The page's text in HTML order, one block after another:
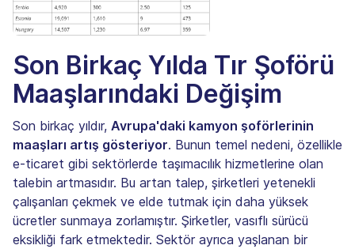
Son Birkaç Yılda Tır Şoförü
Maaşlarındaki Değişim
Son birkaç yıldır, Avrupa'daki kamyon şoförlerinin
maaşları artış gösteriyor. Bunun temel nedeni, özellikle
e-ticaret gibi sektörlerde taşımacılık hizmetlerine olan
talebin artmasıdır. Bu artan talep, şirketleri yetenekli
çalışanları çekmek ve elde tutmak için daha yüksek
ücretler sunmaya zorlamıştır. Şirketler, vasıflı sürücü
eksikliği fark etmektedir. Sektör ayrıca yaşlanan bir